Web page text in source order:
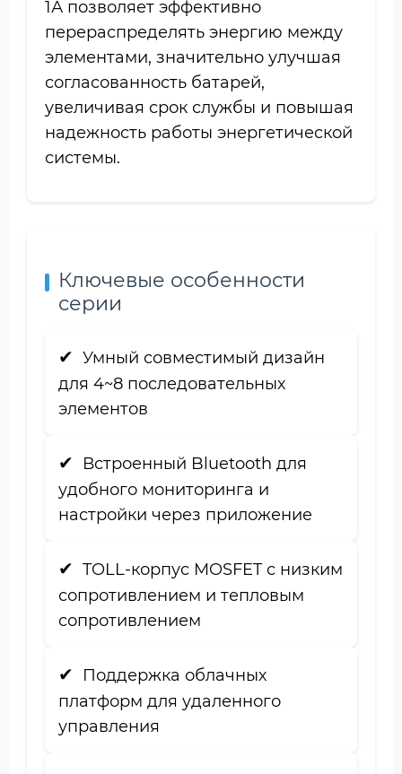
1А позволяет эффективно
перераспределять энергию между
элементами, значительно улучшая
согласованность батарей,
увеличивая срок службы и повышая
надежность работы энергетической
системы.
Ключевые особенности
серии
Умный совместимый дизайн
для 4~8 последовательных
элементов
Встроенный Bluetooth для
удобного мониторинга и
настройки через приложение
TOLL-корпус MOSFET с низким
сопротивлением и тепловым
сопротивлением
Поддержка облачных
платформ для удаленного
управления